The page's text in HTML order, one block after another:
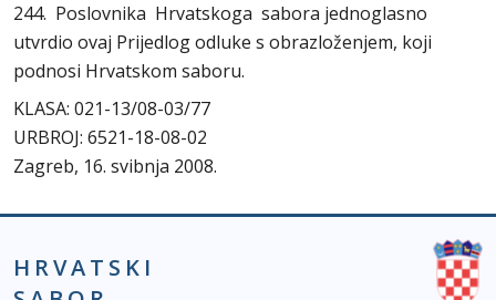
244. Poslovnika Hrvatskoga sabora jednoglasno
utvrdio ovaj Prijedlog odluke s obrazloženjem, koji
podnosi Hrvatskom saboru.
KLASA: 021-13/08-03/77
URBROJ: 6521-18-08-02
Zagreb, 16. svibnja 2008.
HRVATSKI